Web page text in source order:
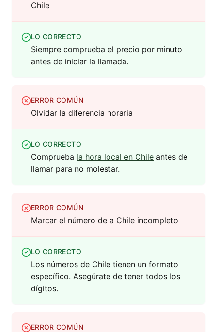
Chile
LO CORRECTO
Siempre comprueba el precio por minuto
antes de iniciar la llamada.
ERROR COMÚN
Olvidar la diferencia horaria
LO CORRECTO
Comprueba la hora local en Chile antes de
llamar para no molestar.
ERROR COMÚN
Marcar el número de a Chile incompleto
LO CORRECTO
Los números de Chile tienen un formato
específico. Asegúrate de tener todos los
dígitos.
ERROR COMÚN